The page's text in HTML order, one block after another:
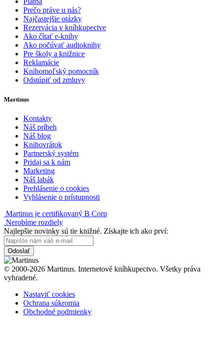
Prečo práve u nás?
Najčastejšie otázky
Rezervácia v kníhkupectve
Ako čítať e-knihy
Ako počúvať audioknihy
Pre školy a knižnice
Reklamácie
Knihomoľský pomocník
Odstúpiť od zmluvy
Martinus
Kontakty
Náš príbeh
Náš blog
Knihovrátok
Partnerský systém
Pridaj sa k nám
Marketing
Náš labák
Prehlásenie o cookies
Vyhlásenie o prístupnosti
Martinus je certifikovaný B Corp
Nerobíme rozdiely
Najlepšie novinky sú tie knižné. Získajte ich ako prví:
Odoslať
© 2000-2026 Martinus. Internetové kníhkupectvo. Všetky práva
vyhradené.
Nastaviť cookies
Ochrana súkromia
Obchodné podmienky